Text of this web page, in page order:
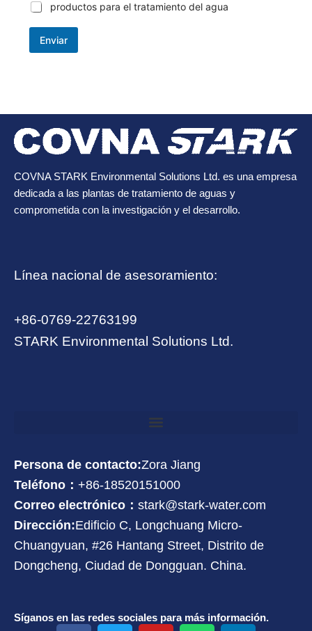
productos para el tratamiento del agua
Enviar
COVNA STARK Environmental Solutions Ltd. es una empresa
dedicada a las plantas de tratamiento de aguas y
comprometida con la investigación y el desarrollo.
Línea nacional de asesoramiento:
+86-0769-22763199
STARK Environmental Solutions Ltd.
Persona de contacto:Zora Jiang
Teléfono： +86-18520151000
Correo electrónico： stark@stark-water.com
Dirección:Edificio C, Longchuang Micro-
Chuangyuan, #26 Hantang Street, Distrito de
Dongcheng, Ciudad de Dongguan. China.
Síganos en las redes sociales para más información.